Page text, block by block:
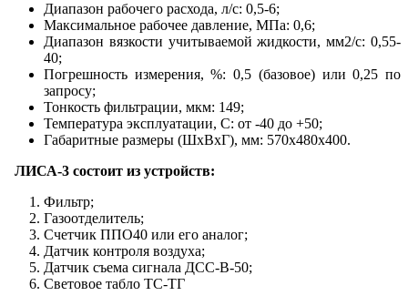
Диапазон рабочего расхода, л/с: 0,5-6;
Максимальное рабочее давление, МПа: 0,6;
Диапазон вязкости учитываемой жидкости, мм2/с: 0,55-
40;
Погрешность измерения, %: 0,5 (базовое) или 0,25 по
запросу;
Тонкость фильтрации, мкм: 149;
Температура эксплуатации, С: от -40 до +50;
Габаритные размеры (ШхВхГ), мм: 570х480х400.
ЛИСА-3 состоит из устройств:
Фильтр;
Газоотделитель;
Счетчик ППО40 или его аналог;
Датчик контроля воздуха;
Датчик съема сигнала ДСС-В-50;
Световое табло ТС-ТГ